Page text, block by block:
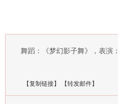
舞蹈：《梦幻影子舞》，表演
【复制链接】 【转发邮件】